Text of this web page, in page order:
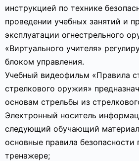
инструкцией по технике
проведении учебных занятий и
эксплуатации огнестрельного
«Виртуального учителя»
блоком управления.
Учебный видеофильм «Правила
стрелкового оружия»
основам стрельбы из
Электронный носитель
следующий обучающий
основные правила безопасности
тренажере;